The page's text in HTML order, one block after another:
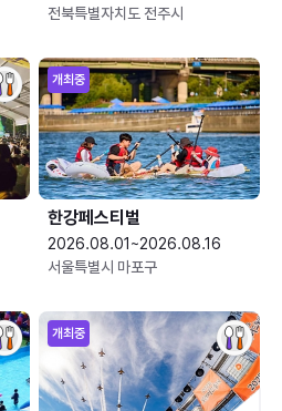
전북특별자치도 전주시
개최중
한강페스티벌
2026.08.01~2026.08.16
서울특별시 마포구
개최중